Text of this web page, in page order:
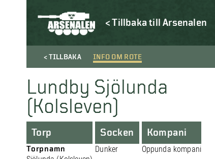
< Tillbaka till Arsenalen
< TILLBAKA INFO OM ROTE
Lundby Sjölunda
(Kolsleven)
Torp
Torpnamn
Socken
Dunker
Kompani
Oppunda kompani